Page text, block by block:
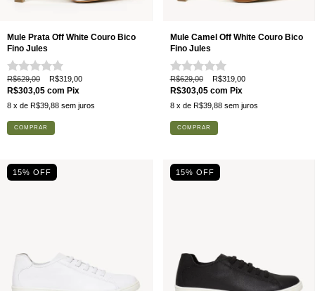
Mule Prata Off White Couro Bico
Fino Jules
R$629,00 R$319,00
R$303,05 com Pix
8 x de R$39,88 sem juros
COMPRAR
Mule Camel Off White Couro Bico
Fino Jules
R$629,00 R$319,00
R$303,05 com Pix
8 x de R$39,88 sem juros
COMPRAR
15% OFF 15% OFF